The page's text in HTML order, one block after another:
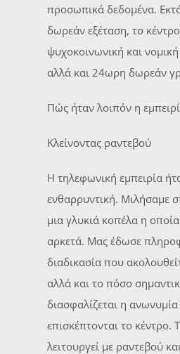
προσωπικά δεδομένα.
δωρεάν εξέταση, το
ψυχοκοινωνική και
αλλά και 24ωρη δωρεάν
Πώς ήταν λοιπόν η
Κλείνοντας ραντεβού
Η τηλεφωνική εμπειρία
ενθαρρυντική. Μιλήσαμε
μια γλυκιά κοπέλα η
αρκετά. Μας έδωσε
διαδικασία που
αλλά και το πόσο
διασφαλίζεται η
επισκέπτονται το κέντρο.
λειτουργεί με ραντεβού